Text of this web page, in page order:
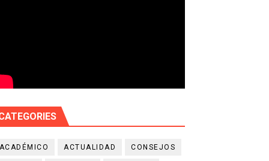
ACADÉMICO ACTUALIDAD CONSEJOS